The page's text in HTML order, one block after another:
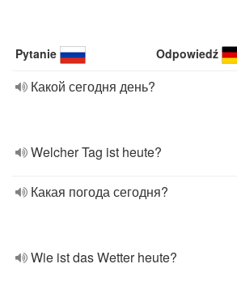
Pytanie Odpowiedź
Какой сегодня день?
Welcher Tag ist heute?
Какая погода сегодня?
Wie ist das Wetter heute?